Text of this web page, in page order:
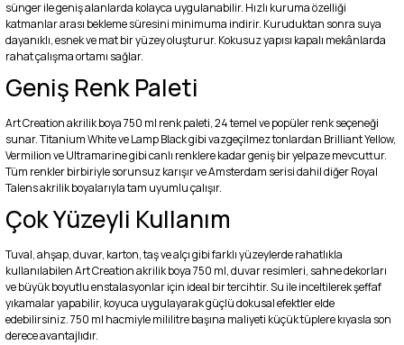
sünger ile geniş alanlarda kolayca uygulanabilir. Hızlı kuruma özelliği
katmanlar arası bekleme süresini minimuma indirir. Kuruduktan sonra suya
dayanıklı, esnek ve mat bir yüzey oluşturur. Kokusuz yapısı kapalı mekânlarda
rahat çalışma ortamı sağlar.
Geniş Renk Paleti
Art Creation akrilik boya 750 ml renk paleti, 24 temel ve popüler renk seçeneği
sunar. Titanium White ve Lamp Black gibi vazgeçilmez tonlardan Brilliant Yellow,
Vermilion ve Ultramarine gibi canlı renklere kadar geniş bir yelpaze mevcuttur.
Tüm renkler birbiriyle sorunsuz karışır ve Amsterdam serisi dahil diğer Royal
Talens akrilik boyalarıyla tam uyumlu çalışır.
Çok Yüzeyli Kullanım
Tuval, ahşap, duvar, karton, taş ve alçı gibi farklı yüzeylerde rahatlıkla
kullanılabilen Art Creation akrilik boya 750 ml, duvar resimleri, sahne dekorları
ve büyük boyutlu enstalasyonlar için ideal bir tercihtir. Su ile inceltilerek şeffaf
yıkamalar yapabilir, koyuca uygulayarak güçlü dokusal efektler elde
edebilirsiniz. 750 ml hacmiyle mililitre başına maliyeti küçük tüplere kıyasla son
derece avantajlıdır.